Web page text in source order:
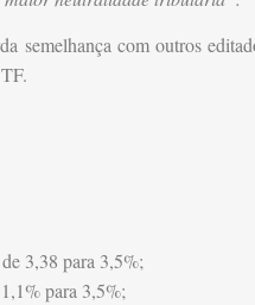
semelhança com outros
3,38 para 3,5%;
para 3,5%;